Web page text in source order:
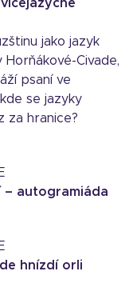
jako jazyk
Civade,
psaní ve
se jazyky
za hranice?
– autogramiáda
hnízdí orli